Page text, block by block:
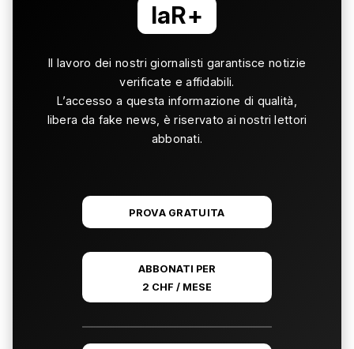
laR+
Il lavoro dei nostri giornalisti garantisce notizie
verificate e affidabili.
L’accesso a questa informazione di qualità,
libera da fake news, è riservato ai nostri lettori
abbonati.
PROVA GRATUITA
ABBONATI PER
2 CHF / MESE